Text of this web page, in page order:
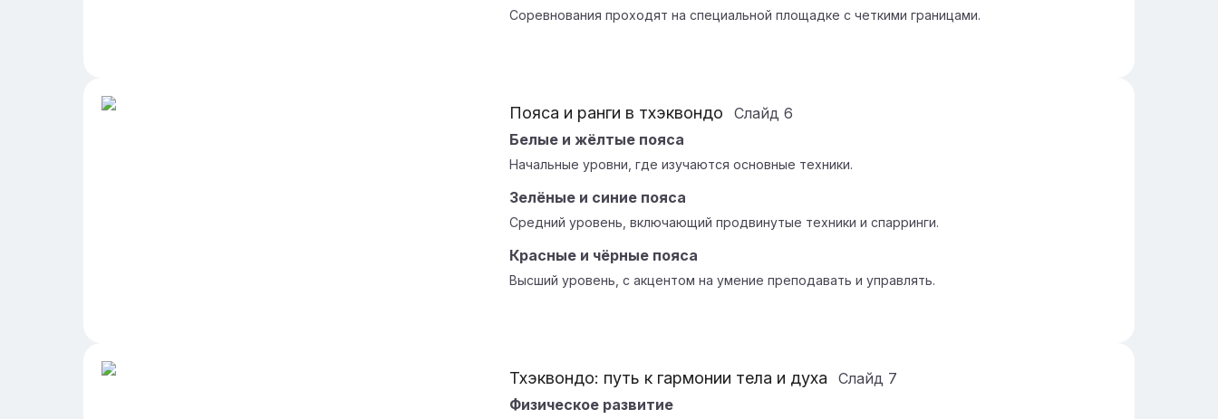
Соревнования проходят на специальной площадке с четкими границами.
Пояса и ранги в тхэквондо Слайд 6
Белые и жёлтые пояса
Начальные уровни, где изучаются основные техники.
Зелёные и синие пояса
Средний уровень, включающий продвинутые техники и спарринги.
Красные и чёрные пояса
Высший уровень, с акцентом на умение преподавать и управлять.
Тхэквондо: путь к гармонии тела и духа Слайд 7
Физическое развитие